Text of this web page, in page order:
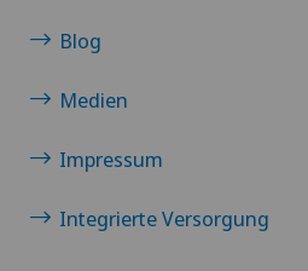
Blog
Medien
Impressum
Integrierte Versorgung